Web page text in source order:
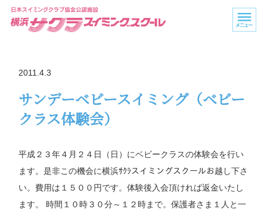
2011.4.3
サンデーベビースイミング（ベビー
クラス体験会）
平成２３年４月２４日（日）にベビークラスの体験会を行い
ます。是非この機会に横浜ｻｸﾗスイミングスクールお越し下さ
い。費用は１５００円です。体験後入会頂ければ返金いたし
ます。 時間１０時３０分～１２時まで。保護者さま１人と一